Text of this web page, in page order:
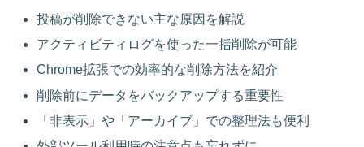
投稿が削除できない主な原因を解説
アクティビティログを使った一括削除が可能
Chrome拡張での効率的な削除方法を紹介
削除前にデータをバックアップする重要性
「非表示」や「アーカイブ」での整理法も便利